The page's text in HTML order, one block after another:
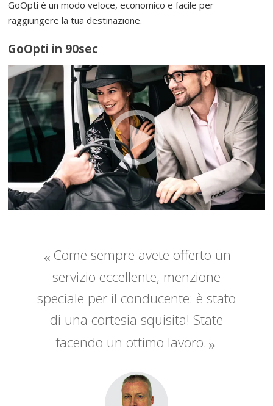
GoOpti è un modo veloce, economico e facile per
raggiungere la tua destinazione.
GoOpti in 90sec
Come sempre avete offerto un
servizio eccellente, menzione
speciale per il conducente: è stato
di una cortesia squisita! State
facendo un ottimo lavoro.